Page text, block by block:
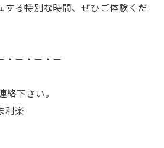
する特別な時間、ぜひご体験くだ
・－・－・－
絡下さい。
利楽